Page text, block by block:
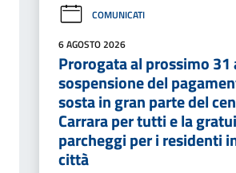
COMUNICATI
6 AGOSTO 2026
Prorogata al prossimo 31
sospensione del
sosta in gran parte del
Carrara per tutti e la
parcheggi per i residenti
città